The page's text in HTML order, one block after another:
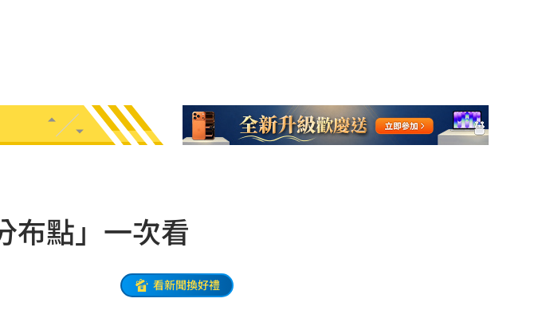
布點」一次看
看新聞換好禮